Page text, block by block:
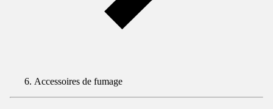
Accessoires de fumage